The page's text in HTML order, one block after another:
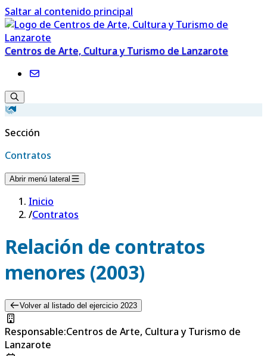
Saltar al contenido principal
Centros de Arte, Cultura y Turismo de Lanzarote
Sección
Contratos
Abrir menú lateral
Inicio
/Contratos
Relación de contratos
menores (2003)
Volver al listado del ejercicio 2023
Responsable:Centros de Arte, Cultura y Turismo de
Lanzarote